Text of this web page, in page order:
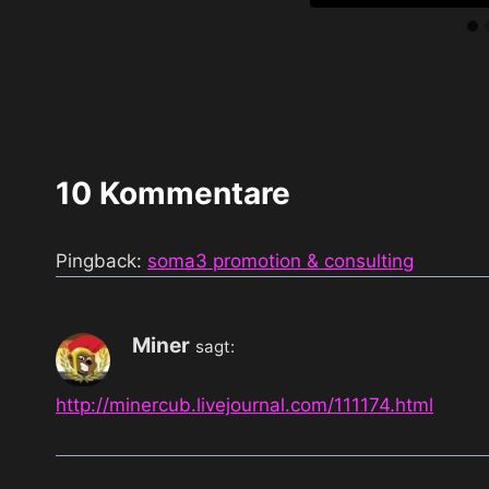
10 Kommentare
Pingback: soma3 promotion & consulting
Miner sagt:
http://minercub.livejournal.com/111174.html